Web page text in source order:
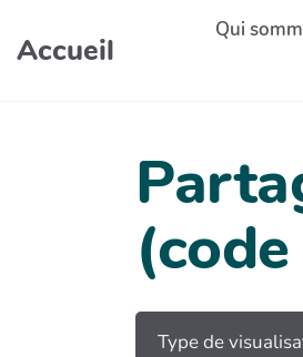
Aller au contenu principal
Accueil
Qui
Type de